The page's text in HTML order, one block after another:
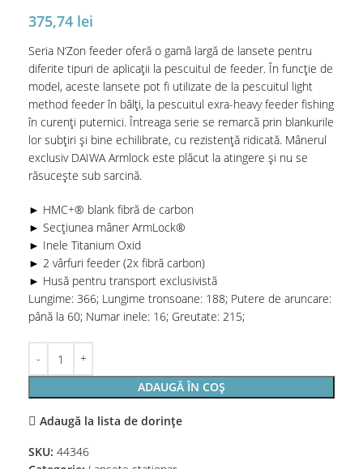
375,74 lei
Seria N‘Zon feeder oferă o gamă largă de lansete pentru
diferite tipuri de aplicații la pescuitul de feeder. În funcție de
model, aceste lansete pot fi utilizate de la pescuitul light
method feeder în bălți, la pescuitul exra-heavy feeder fishing
în curenți puternici. Întreaga serie se remarcă prin blankurile
lor subțiri și bine echilibrate, cu rezistență ridicată. Mânerul
exclusiv DAIWA Armlock este plăcut la atingere și nu se
răsucește sub sarcină.
► HMC+® blank fibră de carbon
► Secțiunea mâner ArmLock®
► Inele Titanium Oxid
► 2 vârfuri feeder (2x fibră carbon)
► Husă pentru transport exclusivistă
Lungime: 366; Lungime tronsoane: 188; Putere de aruncare:
până la 60; Numar inele: 16; Greutate: 215;
ADAUGĂ ÎN COȘ
Adaugă la lista de dorințe
SKU: 44346